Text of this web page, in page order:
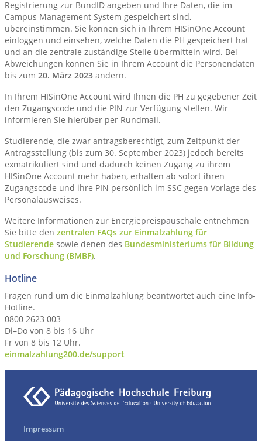
Registrierung zur BundID angeben und Ihre Daten, die im
Campus Management System gespeichert sind,
übereinstimmen. Sie können sich in Ihrem HISinOne Account
einloggen und einsehen, welche Daten die PH gespeichert hat
und an die zentrale zuständige Stelle übermitteln wird. Bei
Abweichungen können Sie in Ihrem Account die Personendaten
bis zum 20. März 2023 ändern.
In Ihrem HISinOne Account wird Ihnen die PH zu gegebener Zeit
den Zugangscode und die PIN zur Verfügung stellen. Wir
informieren Sie hierüber per Rundmail.
Studierende, die zwar antragsberechtigt, zum Zeitpunkt der
Antragsstellung (bis zum 30. September 2023) jedoch bereits
exmatrikuliert sind und dadurch keinen Zugang zu ihrem
HISinOne Account mehr haben, erhalten ab sofort ihren
Zugangscode und ihre PIN persönlich im SSC gegen Vorlage des
Personalausweises.
Weitere Informationen zur Energiepreispauschale entnehmen
Sie bitte den zentralen FAQs zur Einmalzahlung für
Studierende sowie denen des Bundesministeriums für Bildung
und Forschung (BMBF).
Hotline
Fragen rund um die Einmalzahlung beantwortet auch eine Info-
Hotline.
0800 2623 003
Di–Do von 8 bis 16 Uhr
Fr von 8 bis 12 Uhr.
einmalzahlung200.de/support
Impressum